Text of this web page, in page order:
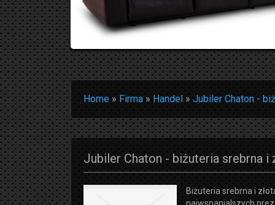
Home»Firma»Handel »Jubiler Chaton -
Jubiler Chaton - biżuteria srebrna i
Biżuteria srebrna i